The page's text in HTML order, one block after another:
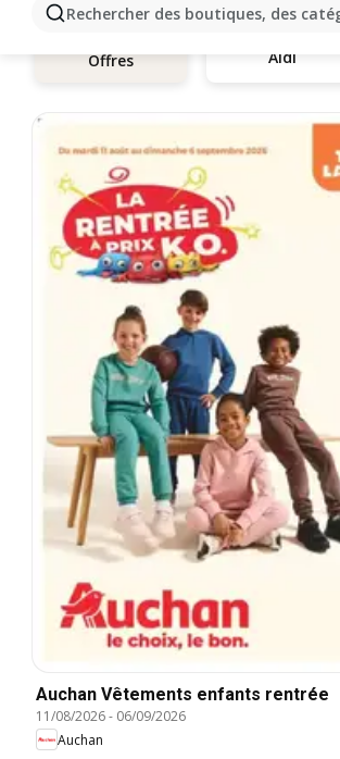
Rechercher des boutiques, des
Offres Aldi
Auchan Vêtements enfants rentrée
11/08/2026- 06/09/2026
Auchan